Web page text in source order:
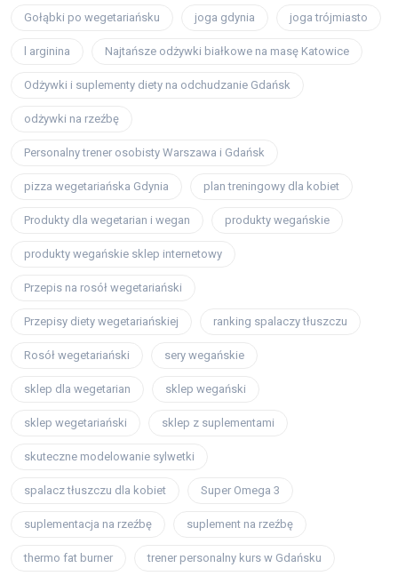
Gołąbki po wegetariańsku joga gdynia joga trójmiasto
l arginina Najtańsze odżywki białkowe na masę Katowice
Odżywki i suplementy diety na odchudzanie Gdańsk
odżywki na rzeźbę
Personalny trener osobisty Warszawa i Gdańsk
pizza wegetariańska Gdynia plan treningowy dla kobiet
Produkty dla wegetarian i wegan produkty wegańskie
produkty wegańskie sklep internetowy
Przepis na rosół wegetariański
Przepisy diety wegetariańskiej ranking spalaczy tłuszczu
Rosół wegetariański sery wegańskie
sklep dla wegetarian sklep wegański
sklep wegetariański sklep z suplementami
skuteczne modelowanie sylwetki
spalacz tłuszczu dla kobiet Super Omega 3
suplementacja na rzeźbę suplement na rzeźbę
thermo fat burner trener personalny kurs w Gdańsku